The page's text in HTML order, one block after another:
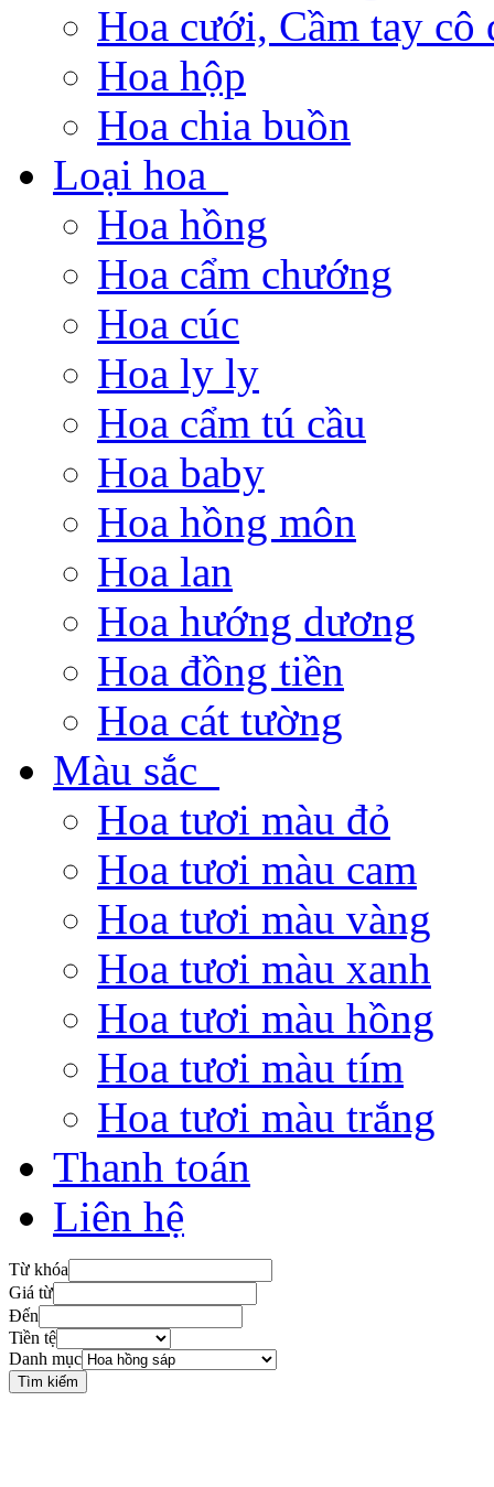
Hoa cưới, Cầm tay cô
Hoa hộp
Hoa chia buồn
Loại hoa
Hoa hồng
Hoa cẩm chướng
Hoa cúc
Hoa ly ly
Hoa cẩm tú cầu
Hoa baby
Hoa hồng môn
Hoa lan
Hoa hướng dương
Hoa đồng tiền
Hoa cát tường
Màu sắc
Hoa tươi màu đỏ
Hoa tươi màu cam
Hoa tươi màu vàng
Hoa tươi màu xanh
Hoa tươi màu hồng
Hoa tươi màu tím
Hoa tươi màu trắng
Thanh toán
Liên hệ
Từ khóa
Giá từ
Đến
Tiền tệ
Danh mục